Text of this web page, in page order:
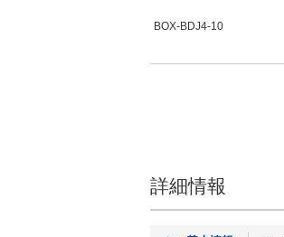
BOX-BDJ4-10
詳細情報